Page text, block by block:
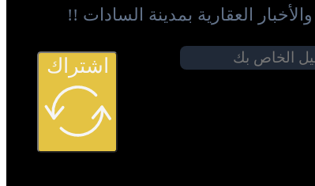
العقارية بمدينة السادات !!
اشتراك